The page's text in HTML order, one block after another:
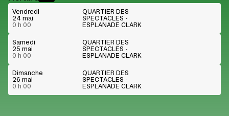
Vendredi
24 mai
0 h 00
QUARTIER DES
SPECTACLES -
ESPLANADE CLARK
Samedi
25 mai
0 h 00
QUARTIER DES
SPECTACLES -
ESPLANADE CLARK
Dimanche
26 mai
0 h 00
QUARTIER DES
SPECTACLES -
ESPLANADE CLARK